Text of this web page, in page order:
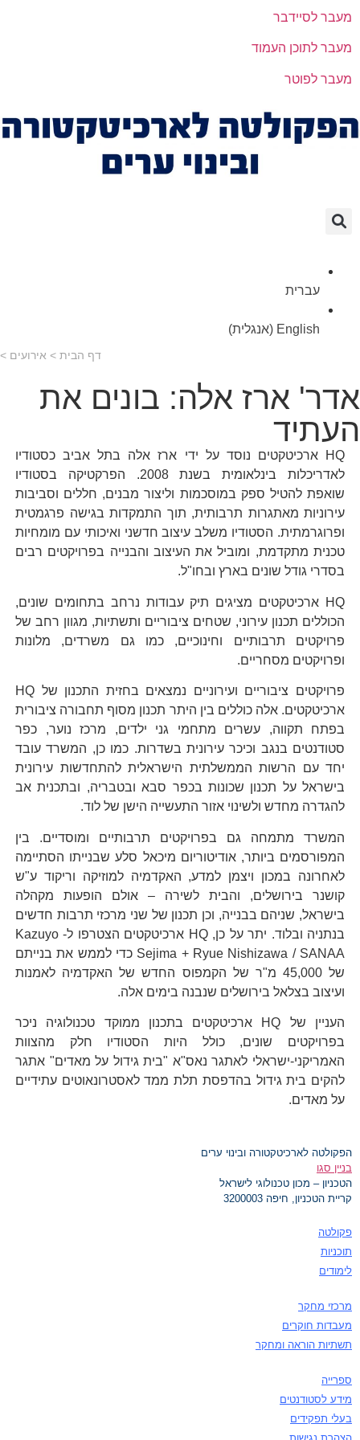
מעבר לסיידבר
מעבר לתוכן העמוד
מעבר לפוטר
עברית
English
(אנגלית)
דף הבית > אירועים >
אדר' ארז אלה: בונים את
העתיד
HQ ארכיטקטים נוסד על ידי ארז אלה בתל אביב כסטודיו
לאדריכלות בינלאומית בשנת 2008. הפרקטיקה בסטודיו
שואפת להטיל ספק במוסכמות וליצור מבנים, חללים וסביבות
עירוניות מאתגרות תרבותית, תוך התמקדות בגישה פרגמטית
ופרוגרמתית. הסטודיו משלב עיצוב חדשני ואיכותי עם מומחיות
טכנית מתקדמת, ומוביל את העיצוב והבנייה בפרויקטים רבים
בסדרי גודל שונים בארץ ובחו"ל.
HQ ארכיטקטים מציגים תיק עבודות נרחב בתחומים שונים,
הכוללים תכנון עירוני, שטחים ציבוריים ותשתיות, מגוון רחב של
פרויקטים תרבותיים וחינוכיים, כמו גם משרדים, מלונות
ופרויקטים מסחריים.
פרויקטים ציבוריים ועירוניים נמצאים בחזית התכנון של HQ
ארכיטקטים. אלה כוללים בין היתר תכנון מסוף תחבורה ציבורית
בפתח תקווה, עשרים מתחמי גני ילדים, מרכז נוער, כפר
סטודנטים בנגב וכיכר עירונית בשדרות. כמו כן, המשרד עובד
יחד עם הרשות הממשלתית הישראלית להתחדשות עירונית
בישראל על תכנון שכונות בכפר סבא ובטבריה, ובתכנית אב
להגדרה מחדש ולשינוי אזור התעשייה הישן של לוד.
המשרד מתמחה גם בפרויקטים תרבותיים ומוסדיים. בין
המפורסמים ביותר, אודיטוריום מיכאל סלע שבנייתו הסתיימה
לאחרונה במכון ויצמן למדע, האקדמיה למוזיקה וריקוד ע"ש
קושנר בירושלים, והבית לשירה – אולם הופעות מקהלה
בישראל, שניהם בבנייה, וכן תכנון של שני מרכזי תרבות חדשים
בנתניה ובלוד. יתר על כן, HQ ארכיטקטים הצטרפו ל- Kazuyo
Sejima + Ryue Nishizawa / SANAA כדי לממש את בנייתם
של 45,000 מ"ר של הקמפוס החדש של האקדמיה לאמנות
ועיצוב בצלאל בירושלים שנבנה בימים אלה.
העניין של HQ ארכיטקטים בתכנון ממוקד טכנולוגיה ניכר
בפרויקטים שונים, כולל היות הסטודיו חלק מהצוות
האמריקני-ישראלי לאתגר נאס"א "בית גידול על מאדים" אתגר
להקים בית גידול בהדפסת תלת ממד לאסטרונאוטים עתידיים
על מאדים.
הפקולטה לארכיטקטורה ובינוי ערים
בניין סגו
הטכניון – מכון טכנולוגי לישראל
קריית הטכניון, חיפה 3200003
פקולטה
תוכניות
לימודים
מרכזי מחקר
מעבדות חוקרים
תשתיות הוראה ומחקר
ספרייה
מידע לסטודנטים
בעלי תפקידים